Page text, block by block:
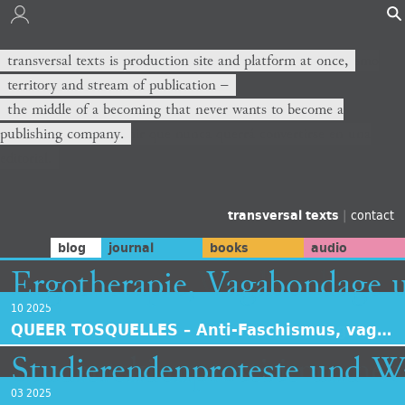
transversal texts is production site and platform at once,
territory and stream of publication −
the middle of a becoming that never wants to become a
publishing company.
transversal texts | contact
blog journal books audio
Ergotherapie,
10 2025
QUEER TOSQUELLES – Anti-Faschismus, vagabundierende Psychiatrie, nicht-identitäre Leben
Studierendenproteste und
03 2025